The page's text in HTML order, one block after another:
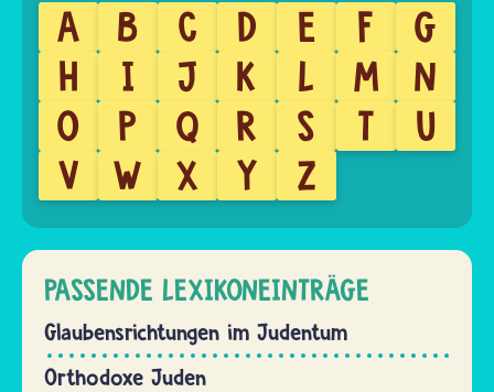
A B C D E F
G
H
I J K L M
N
O
P Q R S T
U
V
W X Y Z
PASSENDE LEXIKONEINTRÄGE
Glaubensrichtungen im Judentum
Orthodoxe Juden